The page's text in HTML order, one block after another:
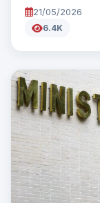
21/05/2026
6.4K